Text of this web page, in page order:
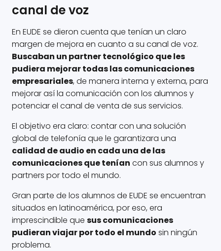
canal de voz
En EUDE se dieron cuenta que tenían un claro
margen de mejora en cuanto a su canal de voz.
Buscaban un partner tecnológico que les
pudiera mejorar todas las comunicaciones
empresariales, de manera interna y externa, para
mejorar así la comunicación con los alumnos y
potenciar el canal de venta de sus servicios.
El objetivo era claro: contar con una solución
global de telefonía que le garantizara una
calidad de audio en cada una de las
comunicaciones que tenían con sus alumnos y
partners por todo el mundo.
Gran parte de los alumnos de EUDE se encuentran
situados en latinoamérica, por eso, era
imprescindible que sus comunicaciones
pudieran viajar por todo el mundo sin ningún
problema.